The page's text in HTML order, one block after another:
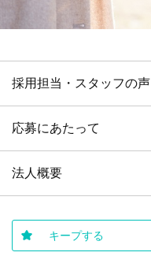
採用担当・スタッフの声
応募にあたって
法人概要
キープする